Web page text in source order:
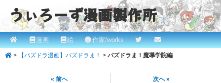
うぃろーず漫画製作所
ROBINとかっぱの漫画スタジオ！ willows.online
メ
イ
メ
イ
漫画 絵 作家/works
> 【パズドラ漫画】パズドラま！ > パズドラま！魔導学院編
« 前へ 次へ »